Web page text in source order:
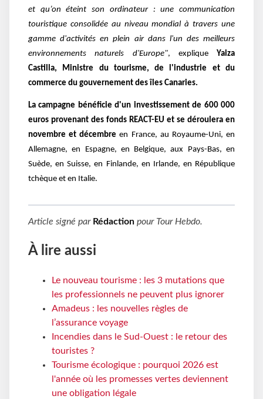
et qu’on éteint son ordinateur : une communication
touristique consolidée au niveau mondial à travers une
gamme d'activités en plein air dans l'un des meilleurs
environnements naturels d'Europe", explique Yaiza
Castilla, Ministre du tourisme, de l'industrie et du
commerce du gouvernement des îles Canaries.
La campagne bénéficie d'un investissement de 600 000
euros provenant des fonds REACT-EU et se déroulera en
novembre et décembreen France, au Royaume-Uni, en
Allemagne, en Espagne, en Belgique, aux Pays-Bas, en
Suède, en Suisse, en Finlande, en Irlande, en République
tchèque et en Italie.
Article signé par Rédaction pour Tour Hebdo.
À lire aussi
Le nouveau tourisme : les 3 mutations que
les professionnels ne peuvent plus ignorer
Amadeus : les nouvelles règles de
l’assurance voyage
Incendies dans le Sud-Ouest : le retour des
touristes ?
Tourisme écologique : pourquoi 2026 est
l'année où les promesses vertes deviennent
une obligation légale